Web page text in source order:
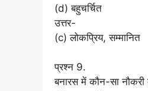
(d) बहुचर्चित
उत्तर-
(c) लोकप्रिय, सम्मानित
प्रश्न 9.
बनारस में कौन-सा